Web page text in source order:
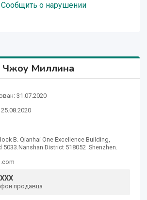
Сообщить о нарушении
Чжоу Миллина
31.07.2020
B. Qianhai One Excellence Building,
5033.Nanshan District 518052 .Shenzhen.
продавца